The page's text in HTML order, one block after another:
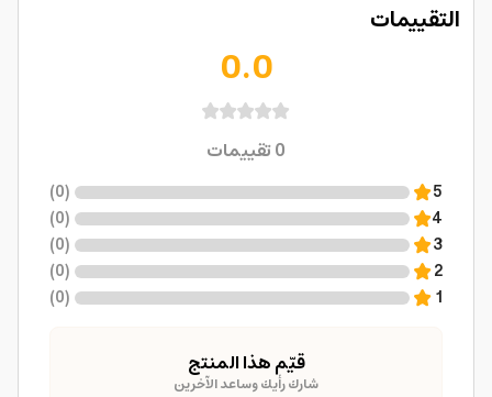
التقييمات
0.0
0تقييمات
5
(
0
)
4
(
0
)
3
(
0
)
2
(
0
)
1
(
0
)
قيّم هذا المنتج
شارك رأيك وساعد الآخرين